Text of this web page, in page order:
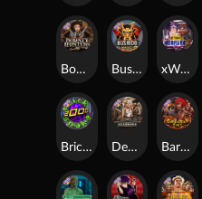
xWays Hoarder 2
Bounty Hunters xNudge®
Brick Snake 2000 Barbarian Fury
Deadwood xNudge
Bushido Way xNudge